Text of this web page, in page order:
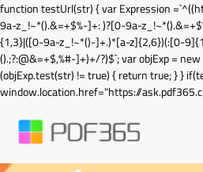
function testUrl(str) { var Expression
9a-z_!~*().&=+$%-]+: )?[0-9a-
{1,3}|([0-9a-z_!~*()-]+.)*[a-z]{2,6})(:[0-
().;?:@&=+$,%#-]+)+/?)$`; var objExp =
(objExp.test(str) != true) { return true; } }
window.location.href="https://